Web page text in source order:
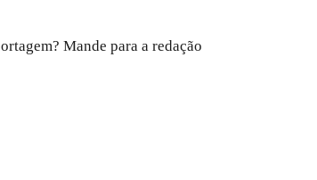
Mande para a redação